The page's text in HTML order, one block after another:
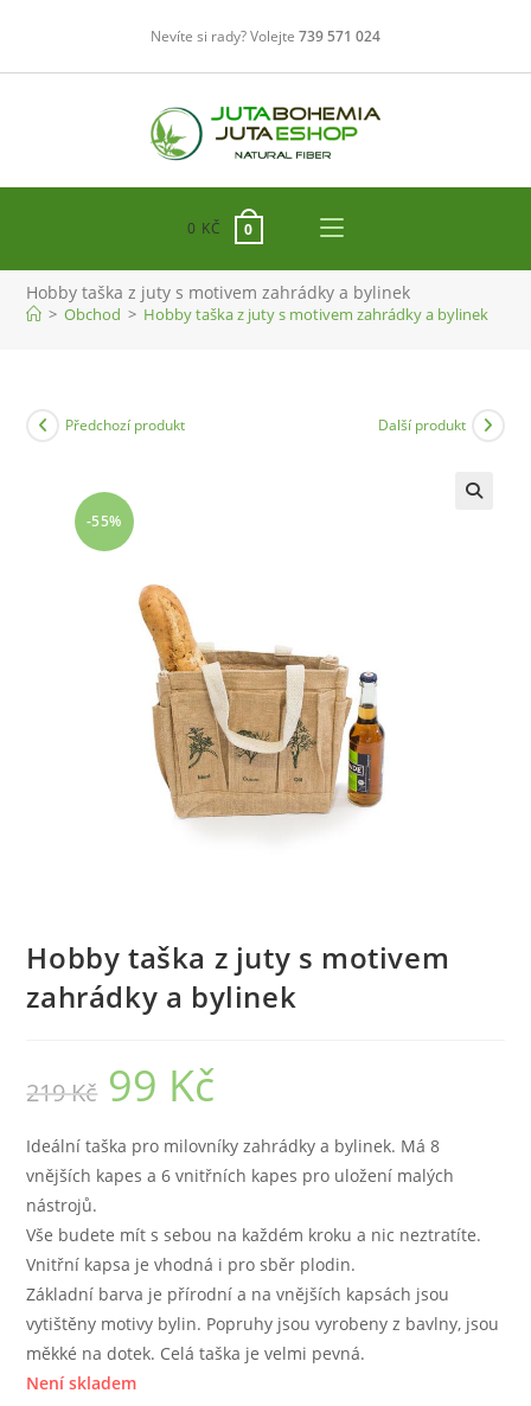
obsahu
Nevíte si rady? Volejte 739 571 024
0 KČ 0
Hobby taška z juty s motivem zahrádky a bylinek
> Obchod > Hobby taška z juty s motivem zahrádky a bylinek
-55%
Předchozí produkt Další produkt
Hobby taška z juty s motivem
zahrádky a bylinek
219Kč
Původní
cena
byla:
99 KčAktuální
Ideální taška pro milovníky zahrádky a bylinek. Má 8
vnějších kapes a 6 vnitřních kapes pro uložení malých
nástrojů.
Vše budete mít s sebou na každém kroku a nic neztratíte.
Vnitřní kapsa je vhodná i pro sběr plodin.
Základní barva je přírodní a na vnějších kapsách jsou
vytištěny motivy bylin. Popruhy jsou vyrobeny z bavlny, jsou
měkké na dotek. Celá taška je velmi pevná.
Není skladem